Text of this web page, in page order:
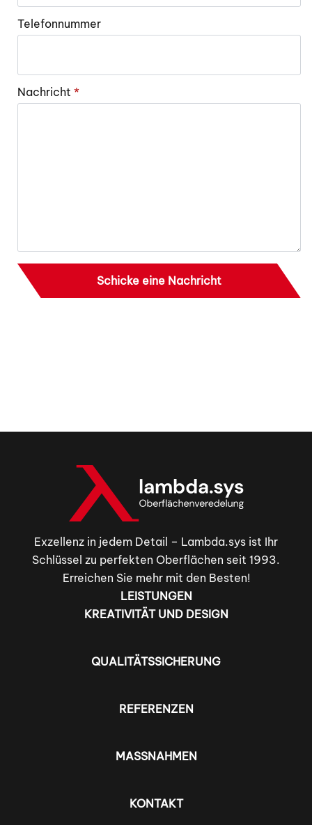
Telefonnummer
Nachricht *
Schicke eine Nachricht
Exzellenz in jedem Detail – Lambda.sys ist Ihr
Schlüssel zu perfekten Oberflächen seit 1993.
Erreichen Sie mehr mit den Besten!
LEISTUNGEN
KREATIVITÄT UND DESIGN
QUALITÄTSSICHERUNG
REFERENZEN
MASSNAHMEN
KONTAKT